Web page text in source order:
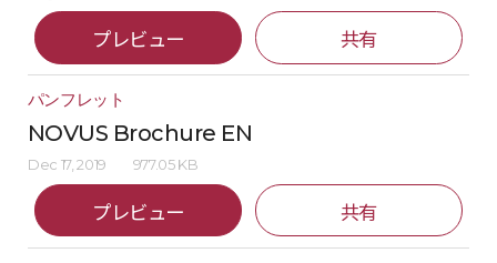
プレビュー 共有
パンフレット
NOVUS Brochure EN
Dec 17, 2019 977.05 KB
プレビュー 共有